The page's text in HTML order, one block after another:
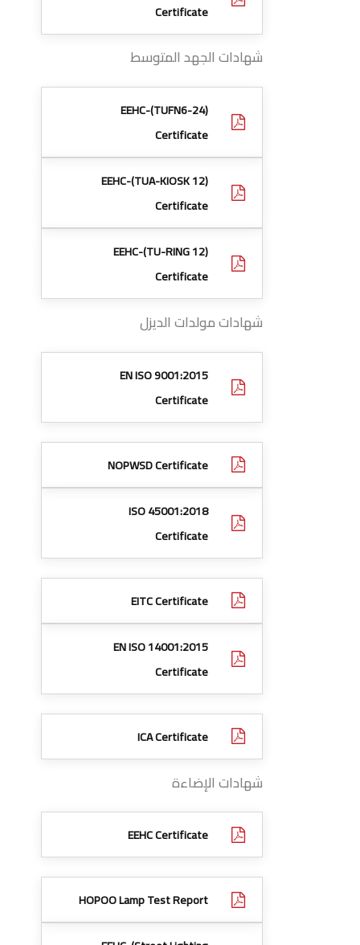
Certificate
شهادات الجهد المتوسط
EEHC-(TUFN6-24)
Certificate
EEHC-(TUA-KIOSK 12)
Certificate
EEHC-(TU-RING 12)
Certificate
شهادات مولدات الديزل
EN ISO 9001:2015
Certificate
NOPWSD Certificate
ISO 45001:2018
Certificate
EITC Certificate
EN ISO 14001:2015
Certificate
ICA Certificate
شهادات الإضاءة
EEHC Certificate
HOPOO Lamp Test Report